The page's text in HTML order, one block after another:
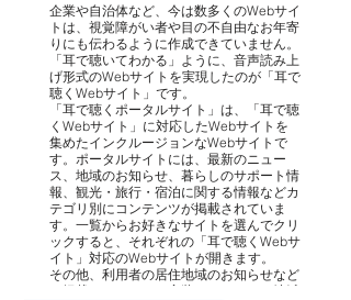
企業や自治体など、今は数多くのWebサイ
トは、視覚障がい者や目の不自由なお年寄
りにも伝わるように作成できていません。
「耳で聴いてわかる」ように、音声読み上
げ形式のWebサイトを実現したのが「耳で
聴くWebサイト」です。
「耳で聴くポータルサイト」は、「耳で聴
くWebサイト」に対応したWebサイトを
集めたインクルージョンなWebサイトで
す。ポータルサイトには、最新のニュー
ス、地域のお知らせ、暮らしのサポート情
報、観光・旅行・宿泊に関する情報などカ
テゴリ別にコンテンツが掲載されていま
す。一覧からお好きなサイトを選んでクリ
ックすると、それぞれの「耳で聴くWebサ
イト」対応のWebサイトが開きます。
その他、利用者の居住地域のお知らせなど
を掲載したサイトも実装されており、地域